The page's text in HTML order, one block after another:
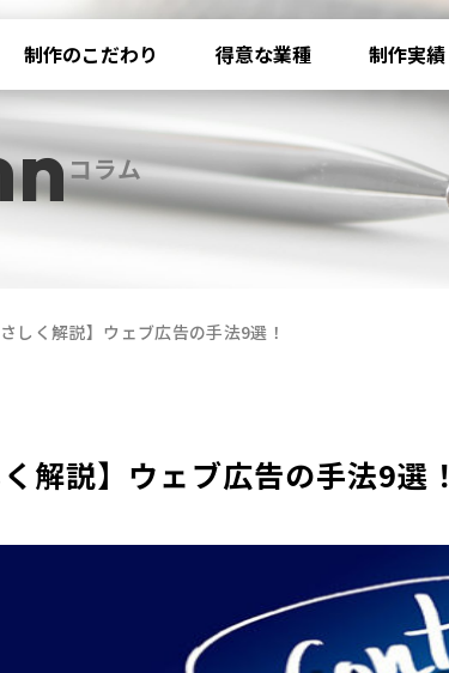
制作のこだわり 得意な業種 制作実績
コラム
さしく解説】ウェブ広告の手法9選！
く解説】ウェブ広告の手法9選！